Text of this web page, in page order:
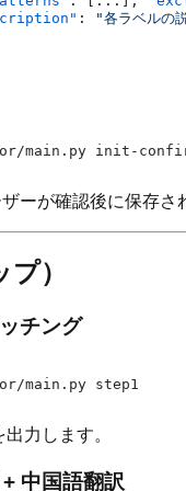
: "各ラベルの
ーが確認後に保存さ
）
チング
出力します。
中国語翻訳